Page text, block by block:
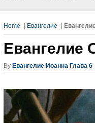
Home Евангелие
Евангелие
By Евангелие Иоанна Глава 6